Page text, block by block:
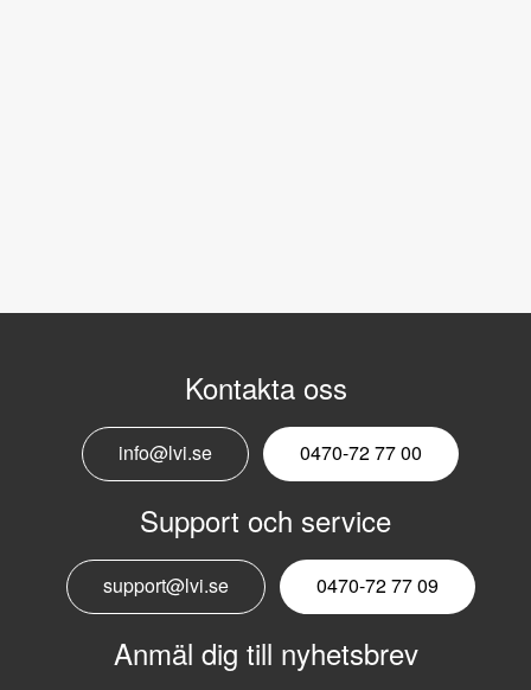
Kontakta oss
info@lvi.se 0470-72 77 00
Support och service
support@lvi.se 0470-72 77 09
Anmäl dig till nyhetsbrev